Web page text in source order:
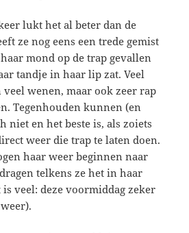
lukt het al beter dan de
ze nog eens een trede gemist
mond op de trap gevallen
tandje in haar lip zat. Veel
wenen, maar ook zeer rap
Tegenhouden kunnen (en
niet en het beste is, als zoiets
weer die trap te laten doen.
haar weer beginnen naar
telkens ze het in haar
veel: deze voormiddag zeker